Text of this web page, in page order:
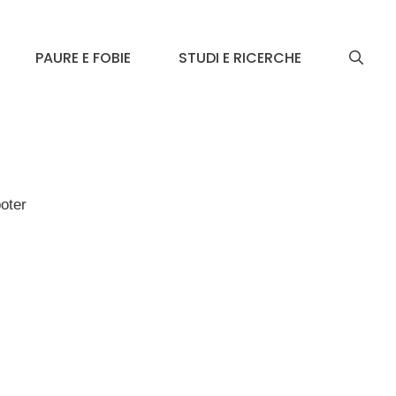
PAURE E FOBIE STUDI E RICERCHE